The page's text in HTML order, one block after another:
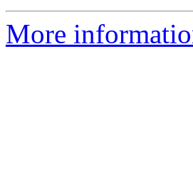
More